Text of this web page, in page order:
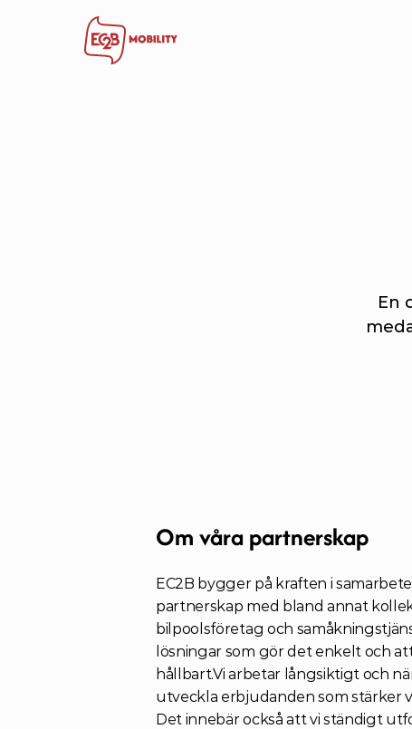
En
Om våra partnerskap
EC2B bygger på kraften i
partnerskap med bland annat
bilpoolsföretag och
lösningar som gör det enkelt och
hållbart.Vi arbetar långsiktigt och
utveckla erbjudanden som stärker
Det innebär också att vi ständigt